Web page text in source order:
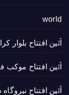
world
آئین افتتاح بلوار
آئین افتتاح
آئین افتتاح